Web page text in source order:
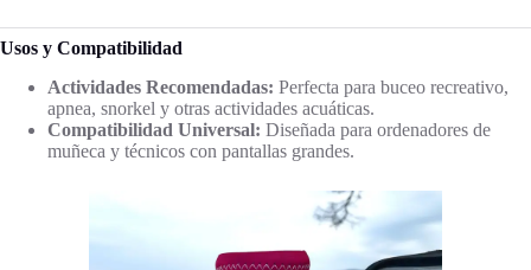
Usos y Compatibilidad
Actividades Recomendadas: Perfecta para buceo recreativo,
apnea, snorkel y otras actividades acuáticas.
Compatibilidad Universal: Diseñada para ordenadores de
muñeca y técnicos con pantallas grandes.